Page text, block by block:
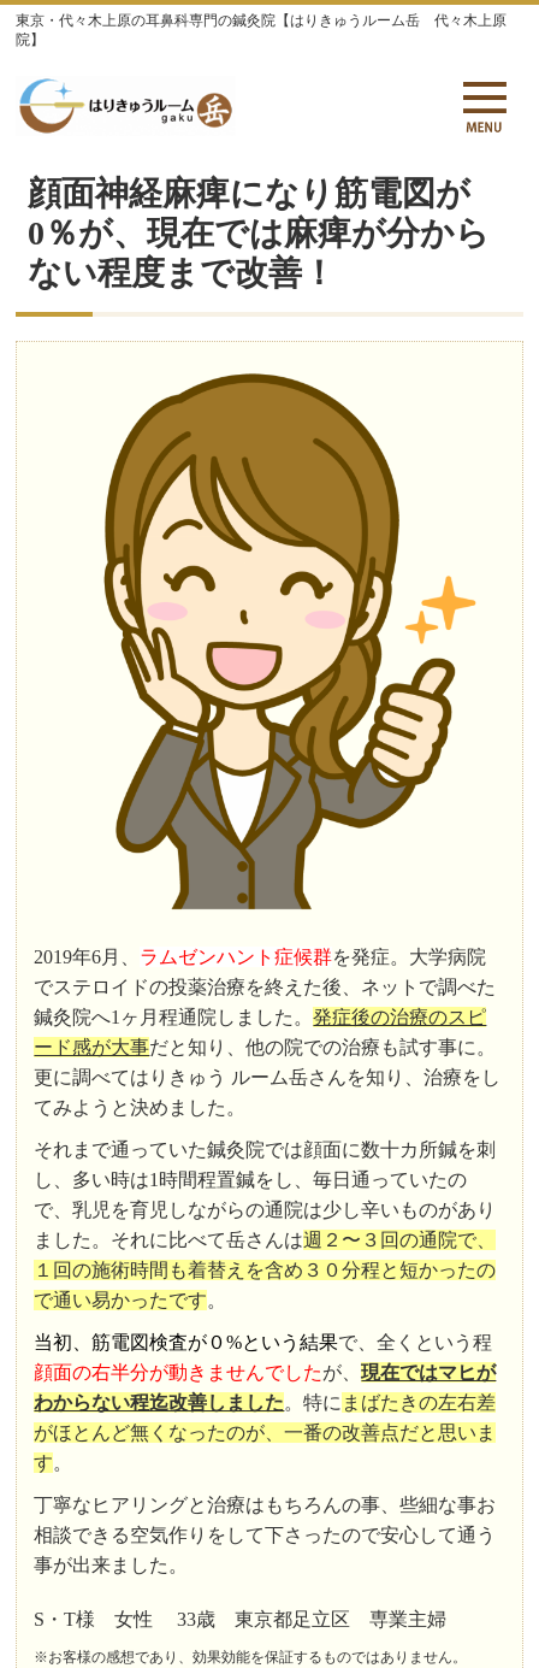
東京・代々木上原の耳鼻科専門の鍼灸院【はりきゅうルーム岳 代々木上原
院】
顔面神経麻痺になり筋電図が
0％が、現在では麻痺が分から
ない程度まで改善！
2019年6月、 ラムゼンハント症候群を発症。大学病院
でステロイドの投薬治療を終えた後、ネットで調べた
鍼灸院へ1ヶ月程通院しました。発症後の治療のスピ
ード感が大事だと知り、他の院での治療も試す事に。
更に調べてはりきゅう ルーム岳さんを知り、治療をし
てみようと決めました。
それまで通っていた鍼灸院では顔面に数十カ所鍼を刺
し、多い時は1時間程置鍼をし、毎日通っていたの
で、乳児を育児しながらの通院は少し辛いものがあり
ました。それに比べて岳さんは週２〜３回の通院で、
１回の施術時間も着替えを含め３０分程と短かったの
で通い易かったです。
当初、筋電図検査が０%という結果で、全くという程
顔面の右半分が動きませんでしたが、現在ではマヒが
わからない程迄改善しました。特に まばたきの左右差
がほとんど無くなったのが、一番の改善点だと思いま
す。
丁寧なヒアリングと治療はもちろんの事、些細な事お
相談できる空気作りをして下さったので安心して通う
事が出来ました。
S・T様 女性 33歳 東京都足立区 専業主婦
※お客様の感想であり、効果効能を保証するものではありません。